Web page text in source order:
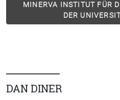
MINERVA INSTITUT FÜR
DER
DAN DINER